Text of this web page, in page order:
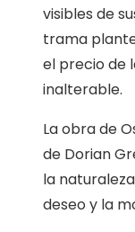
visibles de
trama
el precio de
inalterable.
La obra de
de Dorian
la
deseo y la